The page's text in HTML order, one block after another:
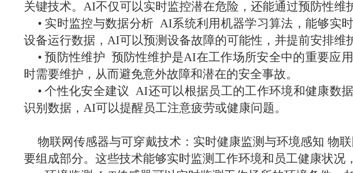
关键技术。 AI不仅可以实时监控潜在危险，还能通过预防性维
• 实时监控与数据分析 AI系统利用机器学习算法，能够实
设备运行数据， AI可以预测设备故障的可能性，并提前安排维
•预防性维护 预防性维护是AI在工作场所安全中的重要应
时需要维护，从而避免意外故障和潜在的安全事故。
•个性化安全建议 AI还可以根据员工的工作环境和健康数
识别数据， AI可以提醒员工注意疲劳或健康问题。
物联网传感器与可穿戴技术： 实时健康监测与环境感知 物联
要组成部分。这些技术能够实时监测工作环境和员工健康状况